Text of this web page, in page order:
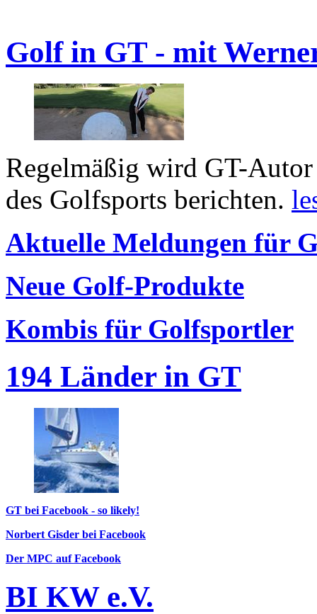
Golf in GT - mit
Regelmäßig wird GT-
des Golfsports berichten.
Aktuelle Meldungen für
Neue Golf-Produkte
Kombis für Golfsportler
194 Länder in GT
GT bei Facebook - so likely!
Norbert Gisder bei Facebook
Der MPC auf Facebook
BI KW e.V.